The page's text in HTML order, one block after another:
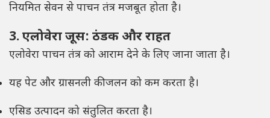
नियमित सेवन से पाचन तंत्र मजबूत होता है।
3. एलोवेरा जूस: ठंडक और राहत
एलोवेरा पाचन तंत्र को आराम देने के लिए जाना जाता है।
यह पेट और ग्रासनली की जलन को कम करता है।
एसिड उत्पादन को संतुलित करता है।